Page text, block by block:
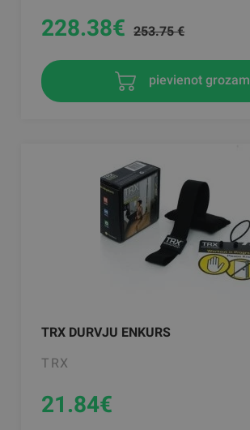
228.38€ 253.75 €
pievienot grozam
TRX DURVJU ENKURS
TRX
21.84€